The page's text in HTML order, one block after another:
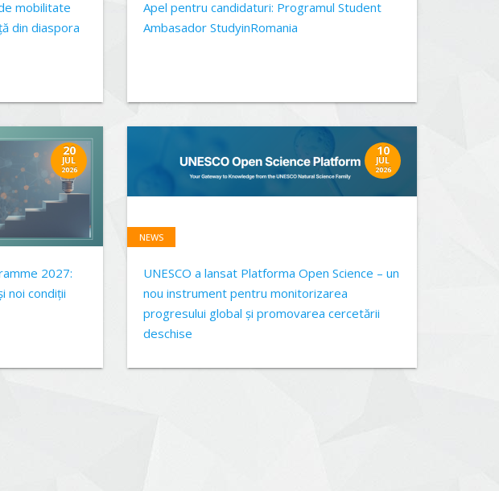
mobilitate
din diaspora
Apel pentru candidaturi: Programul Student
Ambasador StudyinRomania
20
JUL
2026
2027:
noi condiții
10
JUL
2026
NEWS
UNESCO a lansat Platforma Open Science – un
nou instrument pentru monitorizarea
progresului global și promovarea cercetării
deschise